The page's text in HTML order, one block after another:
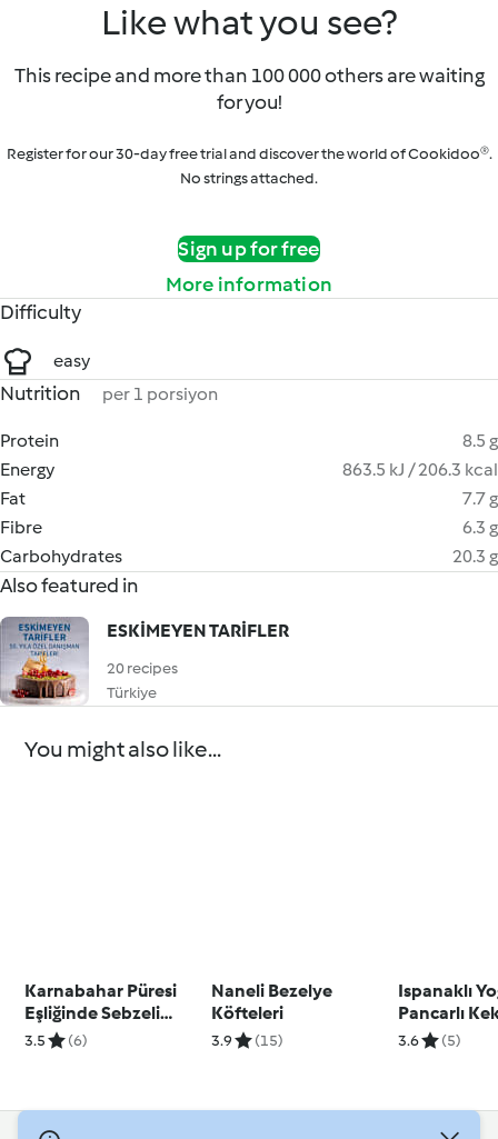
Like what you see?
This recipe and more than 100 000 others are waiting
for you!
Register for our 30-day free trial and discover the world of Cookidoo®.
No strings attached.
Sign up for free
More information
Difficulty
easy
Nutrition per 1 porsiyon
Protein
8.5 g
Energy
863.5 kJ / 206.3 kcal
Fat
7.7 g
Fibre
6.3 g
Carbohydrates
20.3 g
Also featured in
ESKİMEYEN TARİFLER
20 recipes
Türkiye
You might also like...
Karnabahar Püresi
Eşliğinde Sebzeli
Balık Fileto
3.5 (6)
Naneli Bezelye
Köfteleri
3.9 (15)
Ispanaklı
Pancarlı
3.6 (5)